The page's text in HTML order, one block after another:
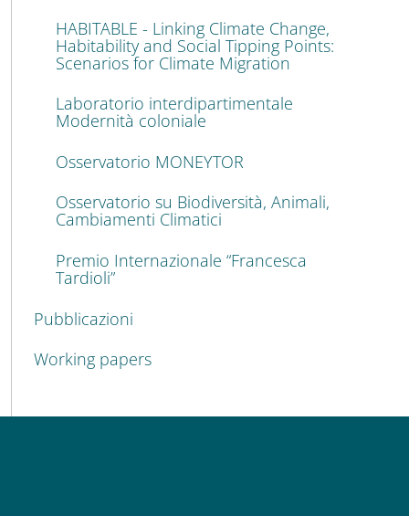
HABITABLE - Linking Climate Change,
Habitability and Social Tipping Points:
Scenarios for Climate Migration
Laboratorio interdipartimentale
Modernità coloniale
Osservatorio MONEYTOR
Osservatorio su Biodiversità, Animali,
Cambiamenti Climatici
Premio Internazionale “Francesca
Tardioli”
Pubblicazioni
Working papers